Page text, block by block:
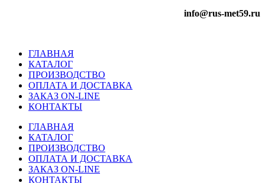
info@rus-met59.ru
ГЛАВНАЯ
КАТАЛОГ
ПРОИЗВОДСТВО
ОПЛАТА И ДОСТАВКА
ЗАКАЗ ON-LINE
КОНТАКТЫ
ГЛАВНАЯ
КАТАЛОГ
ПРОИЗВОДСТВО
ОПЛАТА И ДОСТАВКА
ЗАКАЗ ON-LINE
КОНТАКТЫ